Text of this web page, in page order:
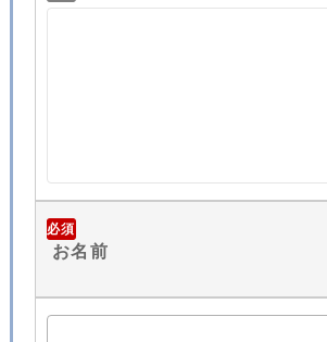
必須
お名前